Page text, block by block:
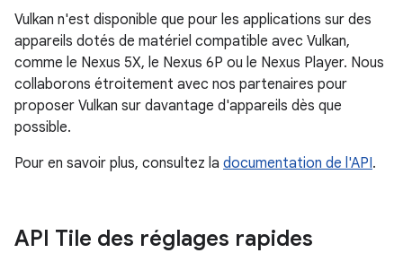
Vulkan n'est disponible que pour les applications sur des
appareils dotés de matériel compatible avec Vulkan,
comme le Nexus 5X, le Nexus 6P ou le Nexus Player. Nous
collaborons étroitement avec nos partenaires pour
proposer Vulkan sur davantage d'appareils dès que
possible.
Pour en savoir plus, consultez la documentation de l'API.
API Tile des réglages rapides